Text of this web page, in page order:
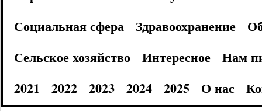
Социальная сфера
Здравоохранение
Сельское хозяйство
Интересное
Нам
2021
2022 2023 2024 2025 О нас